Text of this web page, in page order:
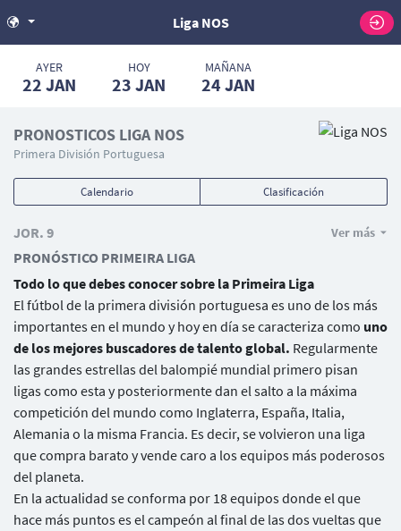
Liga NOS
AYER
22 JAN
HOY
23 JAN
MAÑANA
24 JAN
PRONOSTICOS LIGA NOS
Primera División Portuguesa
Calendario Clasificación
JOR. 9 Ver más
PRONÓSTICO PRIMEIRA LIGA
Todo lo que debes conocer sobre la Primeira Liga
El fútbol de la primera división portuguesa es uno de los más
importantes en el mundo y hoy en día se caracteriza como uno
de los mejores buscadores de talento global. Regularmente
las grandes estrellas del balompié mundial primero pisan
ligas como esta y posteriormente dan el salto a la máxima
competición del mundo como Inglaterra, España, Italia,
Alemania o la misma Francia. Es decir, se volvieron una liga
que compra barato y vende caro a los equipos más poderosos
del planeta.
En la actualidad se conforma por 18 equipos donde el que
hace más puntos es el campeón al final de las dos vueltas que